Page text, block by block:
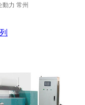
動力 常州